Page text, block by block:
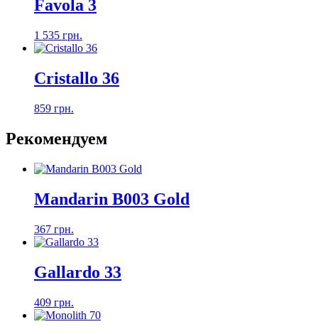
Favola 3
1 535 грн.
Cristallo 36
859 грн.
Рекомендуем
Mandarin B003 Gold
367 грн.
Gallardo 33
409 грн.